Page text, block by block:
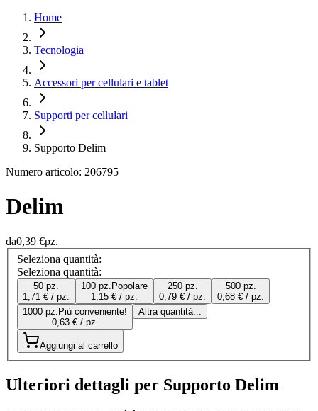
Home
Tecnologia
Accessori per cellulari e tablet
Supporti per cellulari
Supporto Delim
Numero articolo: 206795
Delim
da0,39 €pz.
Seleziona quantità:
Seleziona quantità:
50 pz.
1,71 € / pz.
100 pz. Popolare
1,15 € / pz.
250 pz.
0,79 € / pz.
500 pz.
0,68 € / pz.
1000 pz. Più conveniente!
0,63 € / pz.
Altra quantità...
Aggiungi al carrello
Ulteriori dettagli per Supporto Delim